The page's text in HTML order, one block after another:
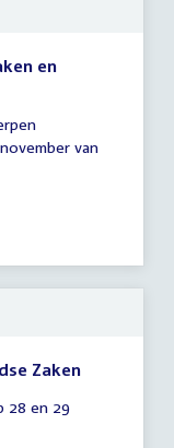
en
van
Zaken
28 en 29